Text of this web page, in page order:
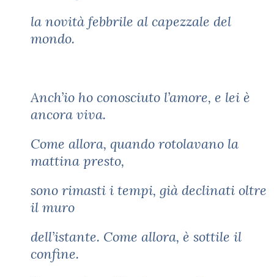
la novità febbrile al capezzale del
mondo.
Anch’io ho conosciuto l’amore, e lei è
ancora viva.
Come allora, quando rotolavano la
mattina presto,
sono rimasti i tempi, già declinati oltre
il muro
dell’istante. Come allora, è sottile il
confine.